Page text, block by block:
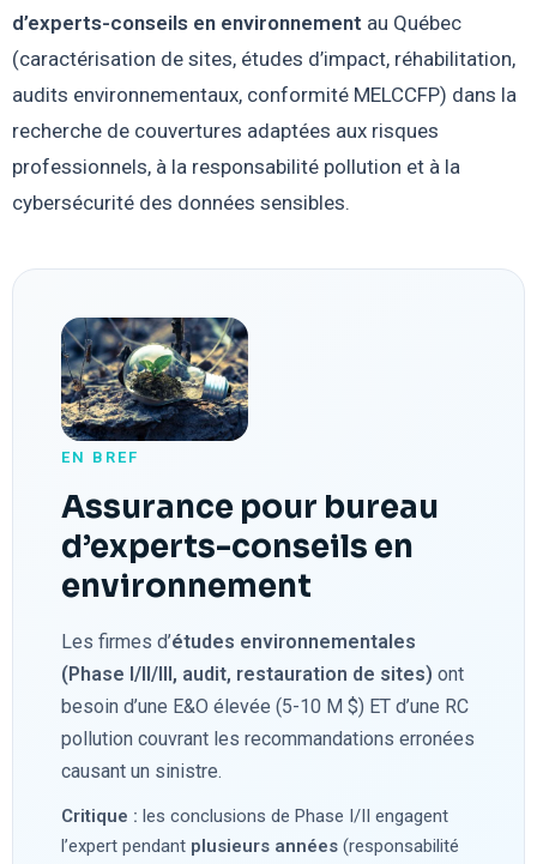
d’experts-conseils en environnement au Québec
(caractérisation de sites, études d’impact, réhabilitation,
audits environnementaux, conformité MELCCFP) dans la
recherche de couvertures adaptées aux risques
professionnels, à la responsabilité pollution et à la
cybersécurité des données sensibles.
EN BREF
Assurance pour bureau
d’experts-conseils en
environnement
Les firmes d’études environnementales
(Phase I/II/III, audit, restauration de sites) ont
besoin d’une E&O élevée (5-10 M $) ET d’une RC
pollution couvrant les recommandations erronées
causant un sinistre.
Critique : les conclusions de Phase I/II engagent
l’expert pendant plusieurs années(responsabilité